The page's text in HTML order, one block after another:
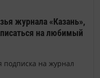
журнала «Казань»,
на любимый
подписка на журнал